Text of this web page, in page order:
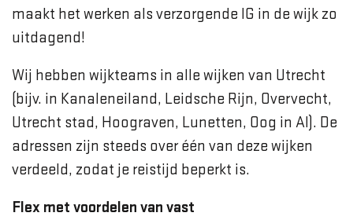
maakt het werken als verzorgende IG in de wijk zo
uitdagend!
Wij hebben wijkteams in alle wijken van Utrecht
(bijv. in Kanaleneiland, Leidsche Rijn, Overvecht,
Utrecht stad, Hoograven, Lunetten, Oog in Al). De
adressen zijn steeds over één van deze wijken
verdeeld, zodat je reistijd beperkt is.
Flex met voordelen van vast